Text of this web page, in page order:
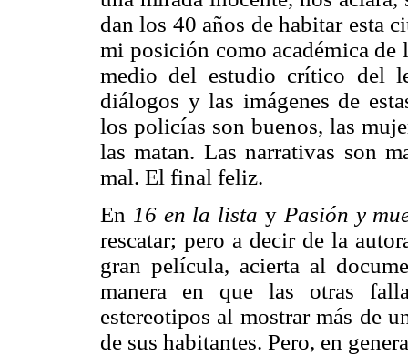
dan los 40 años de habitar esta
mi posición como académica
medio del estudio crítico del
diálogos y las imágenes de
los policías son buenos, las
las matan. Las narrativas son
mal. El final feliz.
En 16 en la listay Pasión y
rescatar; pero a decir de la
gran película, acierta al
manera en que las otras
estereotipos al mostrar más de
de sus habitantes. Pero, en